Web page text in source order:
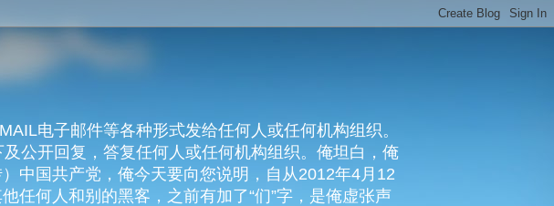
电子邮件等各种形式发给任何人或任何机构组织。
公开回复，答复任何人或任何机构组织。俺坦白，俺
中国共产党，俺今天要向您说明，自从2012年4月12
任何人和别的黑客，之前有加了“们”字，是俺虚张声